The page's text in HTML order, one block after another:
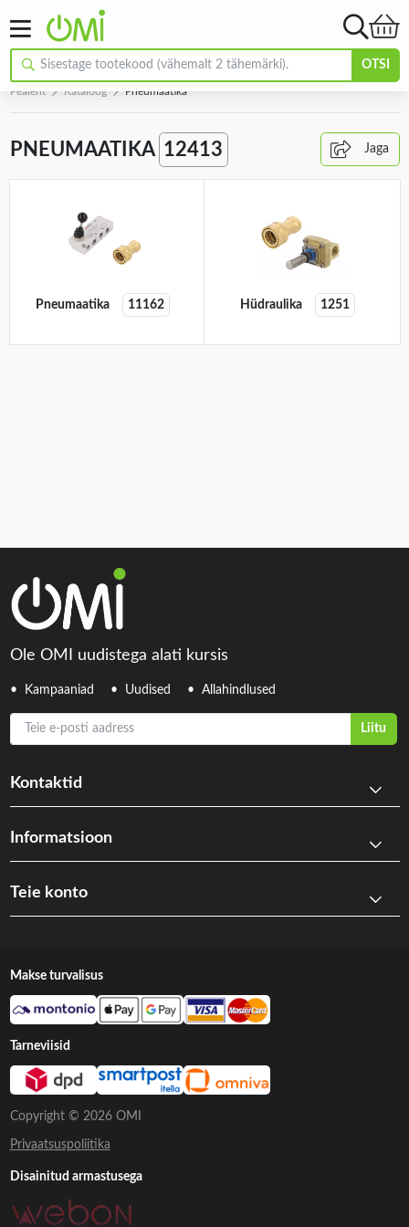
OTSI
Pealeht Kataloog Pneumaatika
PNEUMAATIKA 12413 Jaga
Pneumaatika 11162 Hüdraulika 1251
Ole OMI uudistega alati kursis
Kampaaniad Uudised Allahindlused
Teie e-posti aadress
Liitu
Kontaktid
Informatsioon
Teie konto
Copyright © 2026 OMI
Privaatsuspoliitika
Makse turvalisus
Tarneviisid
Disainitud armastusega